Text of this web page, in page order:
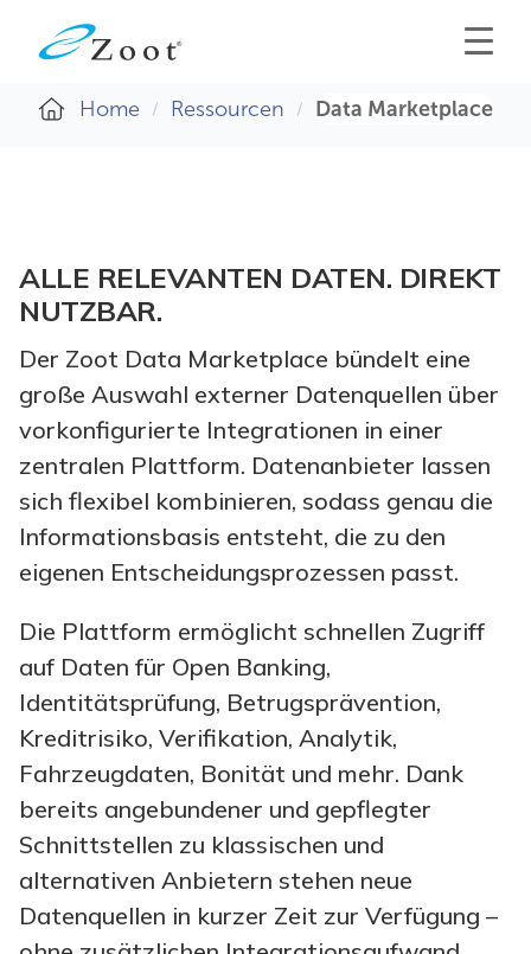
Home Ressourcen Data Marketplace
ALLE RELEVANTEN DATEN. DIREKT
NUTZBAR.
Der Zoot Data Marketplace bündelt eine
große Auswahl externer Datenquellen über
vorkonfigurierte Integrationen in einer
zentralen Plattform. Datenanbieter lassen
sich flexibel kombinieren, sodass genau die
Informationsbasis entsteht, die zu den
eigenen Entscheidungsprozessen passt.
Die Plattform ermöglicht schnellen Zugriff
auf Daten für Open Banking,
Identitätsprüfung, Betrugsprävention,
Kreditrisiko, Verifikation, Analytik,
Fahrzeugdaten, Bonität und mehr. Dank
bereits angebundener und gepflegter
Schnittstellen zu klassischen und
alternativen Anbietern stehen neue
Datenquellen in kurzer Zeit zur Verfügung –